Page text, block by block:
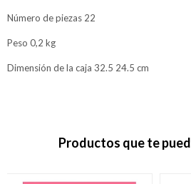
Número de piezas 22
Peso 0,2 kg
Dimensión de la caja 32.5 24.5 cm
Productos que te